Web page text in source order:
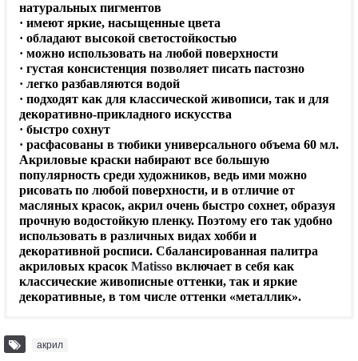
натуральных пигментов
· имеют яркие, насыщенные цвета
· обладают высокой светостойкостью
· можно использовать на любой поверхности
· густая консистенция позволяет писать пастозно
· легко разбавляются водой
· подходят как для классической живописи, так и для
декоративно-прикладного искусства
· быстро сохнут
· расфасованы в тюбики универсального объема 60 мл.
Акриловые краски набирают все большую
популярность среди художников, ведь ими можно
рисовать по любой поверхности, и в отличие от
масляных красок, акрил очень быстро сохнет, образуя
прочную водостойкую пленку. Поэтому его так удобно
использовать в различных видах хобби и
декоративной росписи. Сбалансированная палитра
акриловых красок Matisso включает в себя как
классические живописные оттенки, так и яркие
декоративные, в том числе оттенки «металлик».
акрил